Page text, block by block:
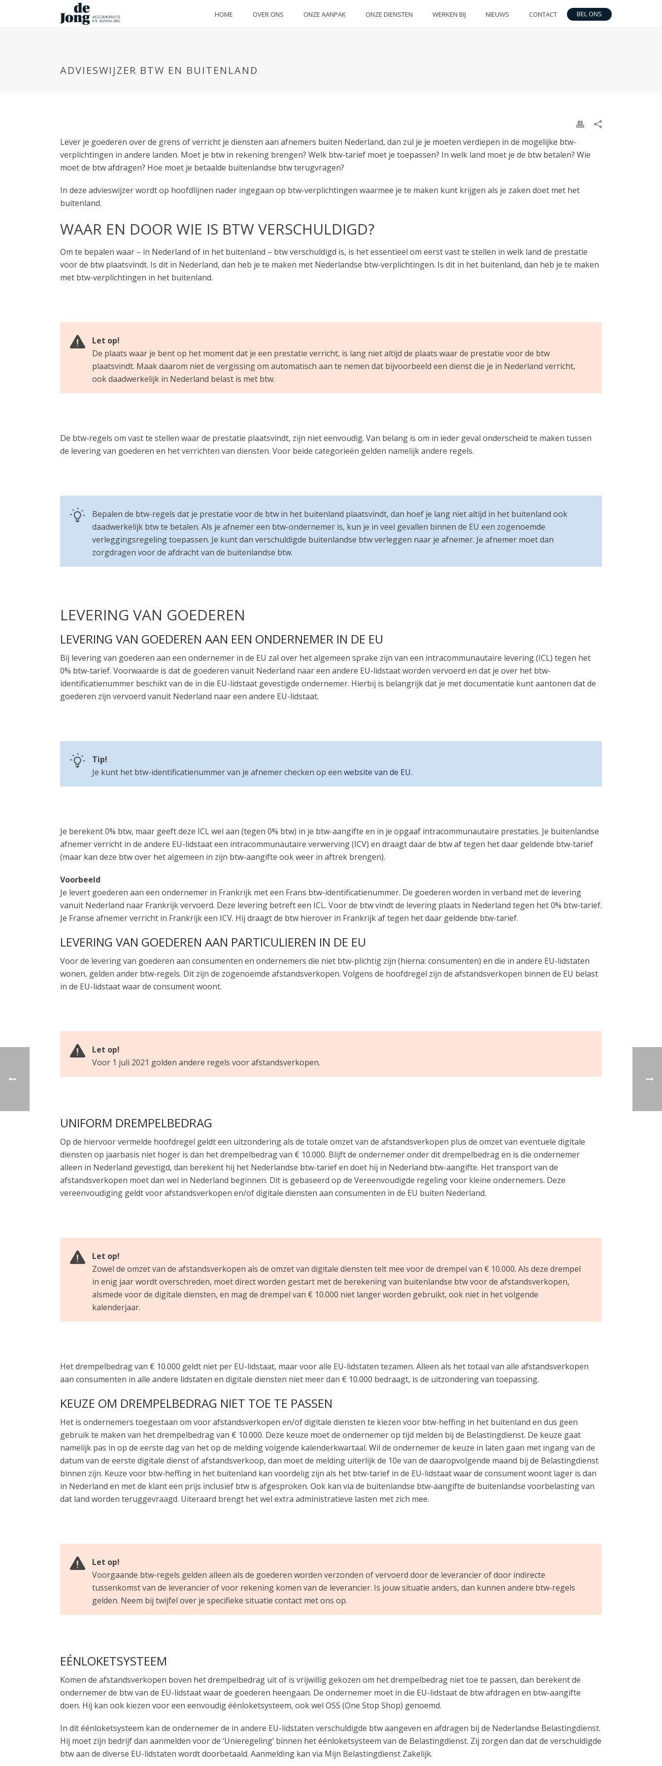
HOME OVER ONS ONZE AANPAK ONZE DIENSTEN WERKEN BIJ NIEUWS CONTACT BEL ONS
ADVIESWIJZER BTW EN BUITENLAND
Lever je goederen over de grens of verricht je diensten aan afnemers buiten Nederland, dan zul je je moeten verdiepen in de mogelijke btw-
verplichtingen in andere landen. Moet je btw in rekening brengen? Welk btw-tarief moet je toepassen? In welk land moet je de btw betalen? Wie
moet de btw afdragen? Hoe moet je betaalde buitenlandse btw terugvragen?
In deze advieswijzer wordt op hoofdlijnen nader ingegaan op btw-verplichtingen waarmee je te maken kunt krijgen als je zaken doet met het
buitenland.
WAAR EN DOOR WIE IS BTW VERSCHULDIGD?
Om te bepalen waar – in Nederland of in het buitenland – btw verschuldigd is, is het essentieel om eerst vast te stellen in welk land de prestatie
voor de btw plaatsvindt. Is dit in Nederland, dan heb je te maken met Nederlandse btw-verplichtingen. Is dit in het buitenland, dan heb je te maken
met btw-verplichtingen in het buitenland.
Let op!
De plaats waar je bent op het moment dat je een prestatie verricht, is lang niet altijd de plaats waar de prestatie voor de btw
plaatsvindt. Maak daarom niet de vergissing om automatisch aan te nemen dat bijvoorbeeld een dienst die je in Nederland verricht,
ook daadwerkelijk in Nederland belast is met btw.
De btw-regels om vast te stellen waar de prestatie plaatsvindt, zijn niet eenvoudig. Van belang is om in ieder geval onderscheid te maken tussen
de levering van goederen en het verrichten van diensten. Voor beide categorieën gelden namelijk andere regels.
Bepalen de btw-regels dat je prestatie voor de btw in het buitenland plaatsvindt, dan hoef je lang niet altijd in het buitenland ook
daadwerkelijk btw te betalen. Als je afnemer een btw-ondernemer is, kun je in veel gevallen binnen de EU een zogenoemde
verleggingsregeling toepassen. Je kunt dan verschuldigde buitenlandse btw verleggen naar je afnemer. Je afnemer moet dan
zorgdragen voor de afdracht van de buitenlandse btw.
LEVERING VAN GOEDEREN
LEVERING VAN GOEDEREN AAN EEN ONDERNEMER IN DE EU
Bij levering van goederen aan een ondernemer in de EU zal over het algemeen sprake zijn van een intracommunautaire levering (ICL) tegen het
0% btw-tarief. Voorwaarde is dat de goederen vanuit Nederland naar een andere EU-lidstaat worden vervoerd en dat je over het btw-
identificatienummer beschikt van de in die EU-lidstaat gevestigde ondernemer. Hierbij is belangrijk dat je met documentatie kunt aantonen dat de
goederen zijn vervoerd vanuit Nederland naar een andere EU-lidstaat.
Tip!
Je kunt het btw-identificatienummer van je afnemer checken op een website van de EU.
Je berekent 0% btw, maar geeft deze ICL wel aan (tegen 0% btw) in je btw-aangifte en in je opgaaf intracommunautaire prestaties. Je buitenlandse
afnemer verricht in de andere EU-lidstaat een intracommunautaire verwerving (ICV) en draagt daar de btw af tegen het daar geldende btw-tarief
(maar kan deze btw over het algemeen in zijn btw-aangifte ook weer in aftrek brengen).
Voorbeeld
Je levert goederen aan een ondernemer in Frankrijk met een Frans btw-identificatienummer. De goederen worden in verband met de levering
vanuit Nederland naar Frankrijk vervoerd. Deze levering betreft een ICL. Voor de btw vindt de levering plaats in Nederland tegen het 0% btw-tarief.
Je Franse afnemer verricht in Frankrijk een ICV. Hij draagt de btw hierover in Frankrijk af tegen het daar geldende btw-tarief.
LEVERING VAN GOEDEREN AAN PARTICULIEREN IN DE EU
Voor de levering van goederen aan consumenten en ondernemers die niet btw-plichtig zijn (hierna: consumenten) en die in andere EU-lidstaten
wonen, gelden ander btw-regels. Dit zijn de zogenoemde afstandsverkopen. Volgens de hoofdregel zijn de afstandsverkopen binnen de EU belast
in de EU-lidstaat waar de consument woont.
Let op!
Voor 1 juli 2021 golden andere regels voor afstandsverkopen.
UNIFORM DREMPELBEDRAG
Op de hiervoor vermelde hoofdregel geldt een uitzondering als de totale omzet van de afstandsverkopen plus de omzet van eventuele digitale
diensten op jaarbasis niet hoger is dan het drempelbedrag van € 10.000. Blijft de ondernemer onder dit drempelbedrag en is die ondernemer
alleen in Nederland gevestigd, dan berekent hij het Nederlandse btw-tarief en doet hij in Nederland btw-aangifte. Het transport van de
afstandsverkopen moet dan wel in Nederland beginnen. Dit is gebaseerd op de Vereenvoudigde regeling voor kleine ondernemers. Deze
vereenvoudiging geldt voor afstandsverkopen en/of digitale diensten aan consumenten in de EU buiten Nederland.
Let op!
Zowel de omzet van de afstandsverkopen als de omzet van digitale diensten telt mee voor de drempel van € 10.000. Als deze drempel
in enig jaar wordt overschreden, moet direct worden gestart met de berekening van buitenlandse btw voor de afstandsverkopen,
alsmede voor de digitale diensten, en mag de drempel van € 10.000 niet langer worden gebruikt, ook niet in het volgende
kalenderjaar.
Het drempelbedrag van € 10.000 geldt niet per EU-lidstaat, maar voor alle EU-lidstaten tezamen. Alleen als het totaal van alle afstandsverkopen
aan consumenten in alle andere lidstaten en digitale diensten niet meer dan € 10.000 bedraagt, is de uitzondering van toepassing.
KEUZE OM DREMPELBEDRAG NIET TOE TE PASSEN
Het is ondernemers toegestaan om voor afstandsverkopen en/of digitale diensten te kiezen voor btw-heffing in het buitenland en dus geen
gebruik te maken van het drempelbedrag van € 10.000. Deze keuze moet de ondernemer op tijd melden bij de Belastingdienst. De keuze gaat
namelijk pas in op de eerste dag van het op de melding volgende kalenderkwartaal. Wil de ondernemer de keuze in laten gaan met ingang van de
datum van de eerste digitale dienst of afstandsverkoop, dan moet de melding uiterlijk de 10e van de daaropvolgende maand bij de Belastingdienst
binnen zijn. Keuze voor btw-heffing in het buitenland kan voordelig zijn als het btw-tarief in de EU-lidstaat waar de consument woont lager is dan
in Nederland en met de klant een prijs inclusief btw is afgesproken. Ook kan via de buitenlandse btw-aangifte de buitenlandse voorbelasting van
dat land worden teruggevraagd. Uiteraard brengt het wel extra administratieve lasten met zich mee.
Let op!
Voorgaande btw-regels gelden alleen als de goederen worden verzonden of vervoerd door de leverancier of door indirecte
tussenkomst van de leverancier of voor rekening komen van de leverancier. Is jouw situatie anders, dan kunnen andere btw-regels
gelden. Neem bij twijfel over je specifieke situatie contact met ons op.
EÉNLOKETSYSTEEM
Komen de afstandsverkopen boven het drempelbedrag uit of is vrijwillig gekozen om het drempelbedrag niet toe te passen, dan berekent de
ondernemer de btw van de EU-lidstaat waar de goederen heengaan. De ondernemer moet in die EU-lidstaat de btw afdragen en btw-aangifte
doen. Hij kan ook kiezen voor een eenvoudig éénloketsysteem, ook wel OSS (One Stop Shop) genoemd.
In dit éénloketsysteem kan de ondernemer de in andere EU-lidstaten verschuldigde btw aangeven en afdragen bij de Nederlandse Belastingdienst.
Hij moet zijn bedrijf dan aanmelden voor de ‘Unieregeling’ binnen het éénloketsysteem van de Belastingdienst. Zij zorgen dan dat de verschuldigde
btw aan de diverse EU-lidstaten wordt doorbetaald. Aanmelding kan via Mijn Belastingdienst Zakelijk.